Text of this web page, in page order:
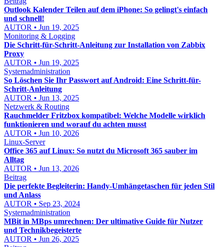
Outlook Kalender Teilen auf dem iPhone: So gelingt's einfach
und schnell!
AUTOR • Jun 19, 2025
Monitoring & Logging
Die Schritt-für-Schritt-Anleitung zur Installation von Zabbix
Proxy
AUTOR • Jun 19, 2025
Systemadministration
So Löschen Sie Ihr Passwort auf Android: Eine Schritt-für-
Schritt-Anleitung
AUTOR • Jun 13, 2025
Netzwerk & Routing
Rauchmelder Fritzbox kompatibel: Welche Modelle wirklich
funktionieren und worauf du achten musst
AUTOR • Jun 10, 2026
Linux-Server
Office 365 auf Linux: So nutzt du Microsoft 365 sauber im
Alltag
AUTOR • Jun 13, 2026
Beitrag
Die perfekte Begleiterin: Handy-Umhängetaschen für jeden Stil
und Anlass
AUTOR • Sep 23, 2024
Systemadministration
MBit in MBps umrechnen: Der ultimative Guide für Nutzer
und Technikbegeisterte
AUTOR • Jun 26, 2025